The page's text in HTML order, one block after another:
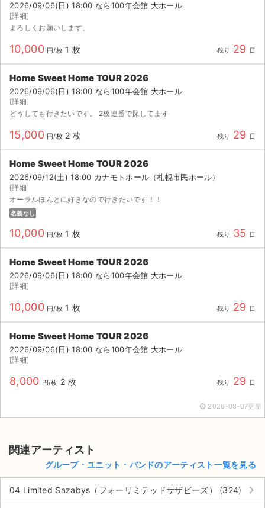
プライバシーポリシー
特定商取引法に基づく表記
公演登録依頼
不正転売禁止法について
チケットジャムの取り組み
音楽情報
2026/09/06(日) 18:00 なら100年会館 大ホール
[詳細]
よろしくお願いします。
10,000 円/枚 1 枚 残り 29 日
Home Sweet Home TOUR 2026
2026/09/06(日) 18:00 なら100年会館 大ホール
[詳細]
どうしても行きたいです。 2枚連番で探してます
15,000 円/枚 2 枚 残り 29 日
Home Sweet Home TOUR 2026
2026/09/12(土) 18:00 カナモトホール（札幌市民ホール）
[詳細]
オーラルほんとに好きなので行きたいです！！
名義なし
10,000 円/枚 1 枚 残り 35 日
Home Sweet Home TOUR 2026
2026/09/06(日) 18:00 なら100年会館 大ホール
[詳細]
10,000 円/枚 1 枚 残り 29 日
Home Sweet Home TOUR 2026
2026/09/06(日) 18:00 なら100年会館 大ホール
[詳細]
8,000 円/枚 2 枚 残り 29 日
2026-08-07更新
関連アーティスト
グループ・ユニット・バンドのアーティスト一覧を見る
04 Limited Sazabys（フォーリミテッドサザビーズ） (324) keyboard_arrow_right